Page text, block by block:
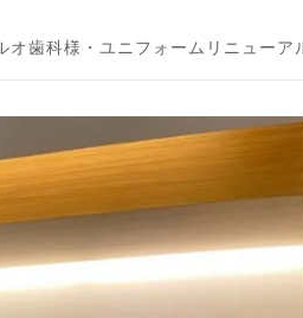
オ歯科様・ユニフォームリニューア